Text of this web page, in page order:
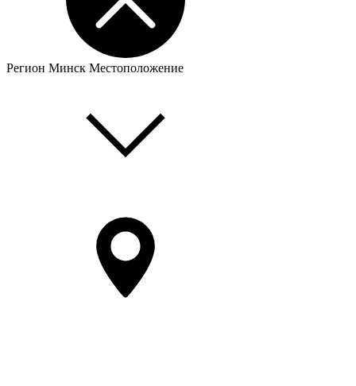
Регион Минск Местоположение